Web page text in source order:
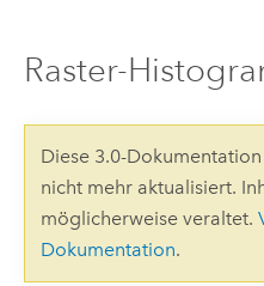
Raster-
Diese 3.0-
nicht mehr aktualisiert.
möglicherweise veraltet.
Dokumentation.